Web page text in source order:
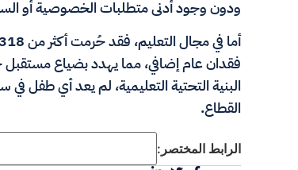
ودون وجود أدنى متطلبات الخصوصية أو
فقدان عام إضافي، مما يهدد بضياع مستقبل
البنية التحتية التعليمية، لم يعد أي طفل
القطاع.
الرابط المختصر: